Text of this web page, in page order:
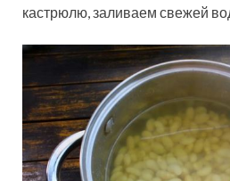
кастрюлю, заливаем свежей